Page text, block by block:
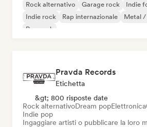
Rock alternativo Garage rock Indie
Indie rock
Rap internazionale
Metal /
Pop rock
Pravda Records
Etichetta
&gt; 800 risposte date
Rock alternativoDream popElettronica
Indie pop
Ingaggiare artisti o pubblicare la loro